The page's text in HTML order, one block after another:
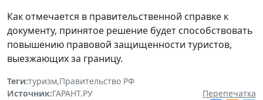
Как отмечается в правительственной справке к
документу, принятое решение будет способствовать
повышению правовой защищенности туристов,
выезжающих за границу.
Теги:туризм,Правительство РФ
Источник:ГАРАНТ.РУ
Перепечатка